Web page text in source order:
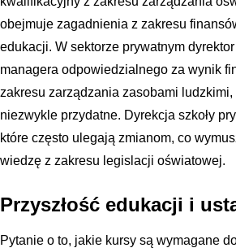
obejmuje zagadnienia z zakresu
edukacji. W sektorze prywatnym
managera odpowiedzialnego za wynik
zakresu zarządzania zasobami
niezwykle przydatne. Dyrekcja szkoły
które często ulegają zmianom, co
wiedzę z zakresu legislacji oświatowej.
Przyszłość edukacji i
Pytanie o to, jakie kursy są wymagane